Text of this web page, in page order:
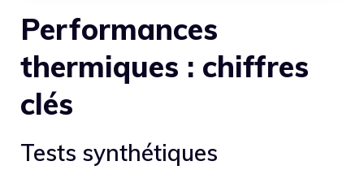
Performances
thermiques : chiffres
clés
Tests synthétiques